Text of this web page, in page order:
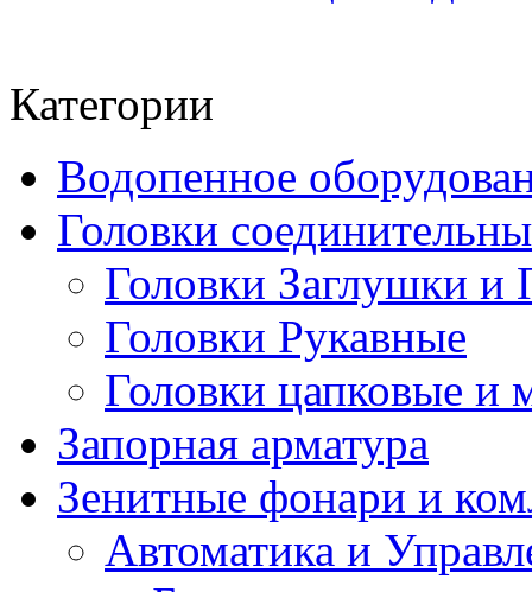
Категории
Водопенное
Головки
Головки Заглушки и
Головки Рукавные
Головки цапковые и
Запорная арматура
Зенитные фонари и
Автоматика и